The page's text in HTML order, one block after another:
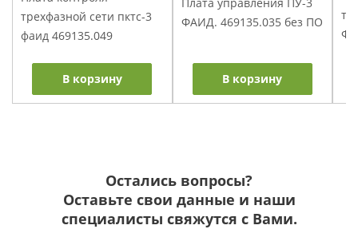
трехфазной сети пктс-3
фаид 469135.049
В корзину
ФАИД. 469135.035 без ПО
В корзину
Остались вопросы?
Оставьте свои данные и наши
специалисты свяжутся с Вами.